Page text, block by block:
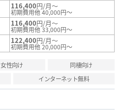
116,400円/月～
初期費用他 40,000円～
116,400円/月～
初期費用他 33,000円～
122,400円/月～
初期費用他 20,000円～
女性向け
同棲向け
インターネット無料